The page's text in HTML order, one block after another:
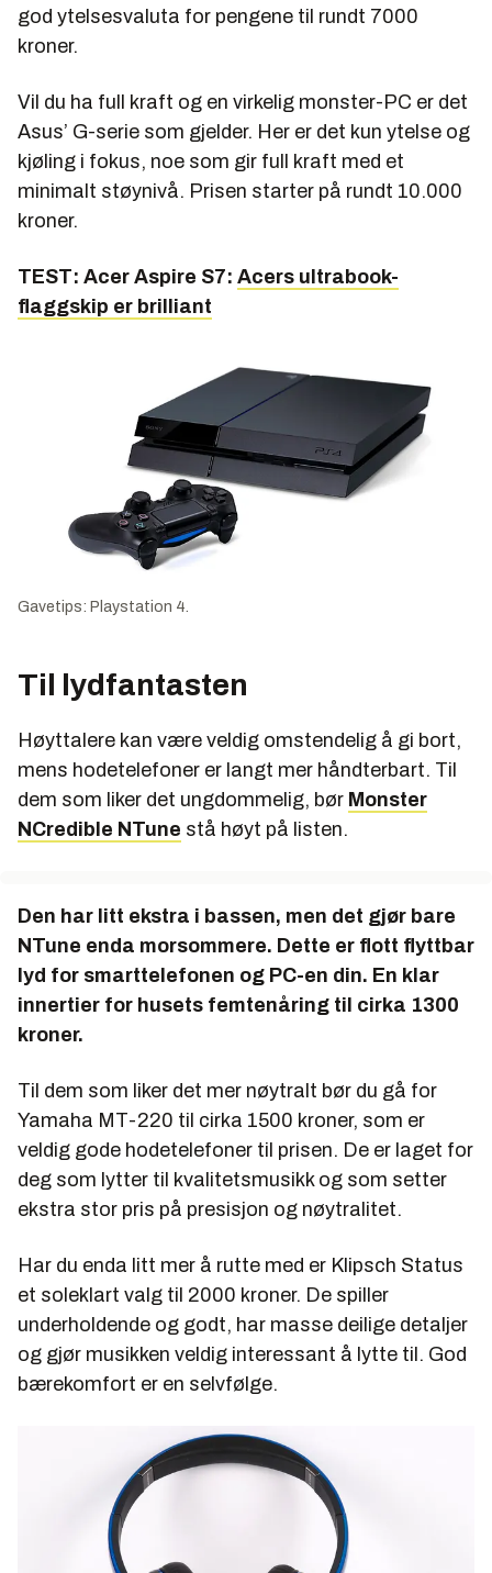
god ytelsesvaluta for pengene til rundt 7000
kroner.
Vil du ha full kraft og en virkelig monster-PC er det
Asus’ G-serie som gjelder. Her er det kun ytelse og
kjøling i fokus, noe som gir full kraft med et
minimalt støynivå. Prisen starter på rundt 10.000
kroner.
TEST: Acer Aspire S7: Acers ultrabook-
flaggskip er brilliant
Gavetips: Playstation 4.
Til lydfantasten
Høyttalere kan være veldig omstendelig å gi bort,
mens hodetelefoner er langt mer håndterbart. Til
dem som liker det ungdommelig, bør Monster
NCredible NTune stå høyt på listen.
Den har litt ekstra i bassen, men det gjør bare
NTune enda morsommere. Dette er flott flyttbar
lyd for smarttelefonen og PC-en din. En klar
innertier for husets femtenåring til cirka 1300
kroner.
Til dem som liker det mer nøytralt bør du gå for
Yamaha MT-220 til cirka 1500 kroner, som er
veldig gode hodetelefoner til prisen. De er laget for
deg som lytter til kvalitetsmusikk og som setter
ekstra stor pris på presisjon og nøytralitet.
Har du enda litt mer å rutte med er Klipsch Status
et soleklart valg til 2000 kroner. De spiller
underholdende og godt, har masse deilige detaljer
og gjør musikken veldig interessant å lytte til. God
bærekomfort er en selvfølge.